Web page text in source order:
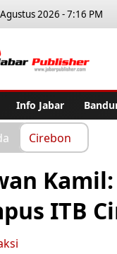
2026 - 7:16 PM
Info Jabar
Cirebon
ITB